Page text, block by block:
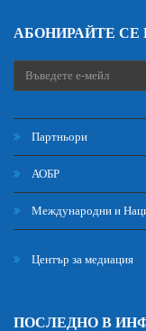
АБОНИРАЙТЕ
Партньори
АОБР
Международни и
Център за медиация
ПОСЛЕДНО В